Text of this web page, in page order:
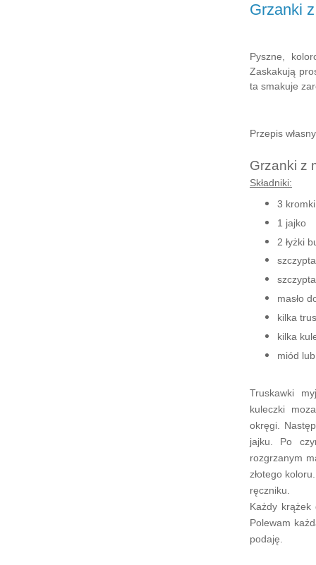
Grzanki
Pyszne,
Zaskakują
ta smakuje
Przepis własny
Grzanki z
Składniki:
3
1 jajko
2 łyżki
masło
kilka
kilka
miód
Truskawki
kuleczki
okręgi.
jajku. Po
rozgrzanym
złotego
ręczniku.
Każdy krążek
Polewam
podaję.